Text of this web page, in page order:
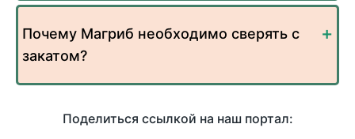
Почему Магриб необходимо сверять с
закатом?
Поделиться ссылкой на наш портал: